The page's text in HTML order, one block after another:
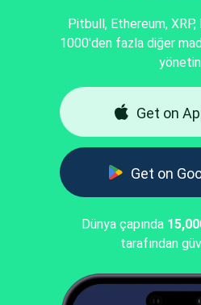
Pitbull, Ethereum,
1000'den fazla diğer
Get on
Get on
Dünya çapında
tarafından